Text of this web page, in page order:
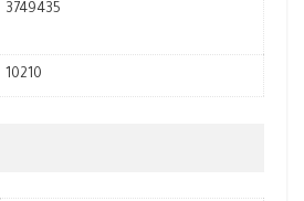
3749435
10210